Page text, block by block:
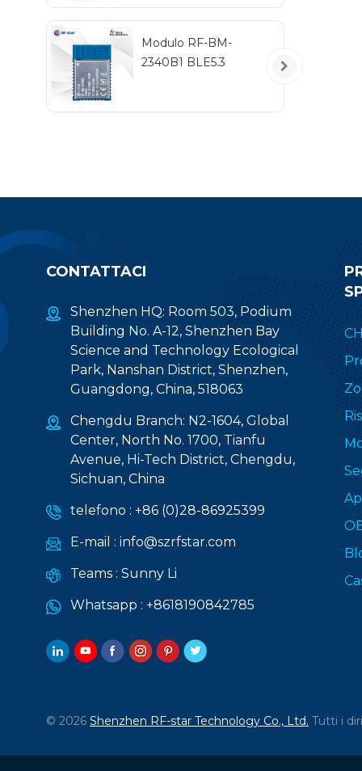
Modulo RF-BM-
2340B1 BLE5.3
CONTATTACI
Shenzhen HQ: Room 503, Podium
Building No. A-12, Shenzhen Bay
Science and Technology Ecological
Park, Nanshan District, Shenzhen,
Guangdong, China, 518063
Chengdu Branch: N2-1604, Global
Center, North No. 1700, Tianfu
Avenue, Hi-Tech District, Chengdu,
Sichuan, China
telefono : +86 (0)28-86925399
E-mail : info@szrfstar.com
Teams : Sunny Li
Whatsapp : +8618190842785
© 2026 Shenzhen RF-star Technology Co., Ltd. Tutti i